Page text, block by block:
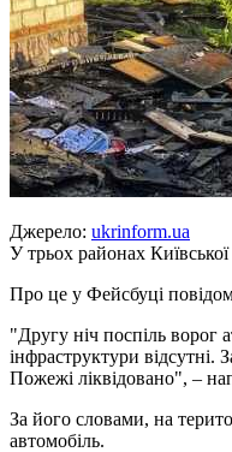
Джерело: ukrinform.ua
У трьох районах
Про це у Фейсбуці
"Другу ніч поспіль ворог
інфраструктури відсутні.
Пожежі ліквідовано", –
За його словами, на
автомобіль.